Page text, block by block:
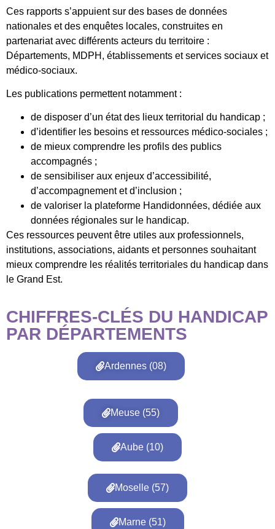
Ces rapports s’appuient sur des bases de données
nationales et des enquêtes locales, construites en
partenariat avec différents acteurs du territoire :
Départements, MDPH, établissements et services sociaux et
médico-sociaux.
Les publications permettent notamment :
de disposer d’un état des lieux territorial du handicap ;
d’identifier les besoins et ressources médico-sociales ;
de mieux comprendre les profils des publics
accompagnés ;
de sensibiliser aux enjeux d’accessibilité,
d’accompagnement et d’inclusion ;
de valoriser la plateforme Handidonnées, dédiée aux
données régionales sur le handicap.
Ces ressources peuvent être utiles aux professionnels,
institutions, associations, aidants et personnes souhaitant
mieux comprendre les réalités territoriales du handicap dans
le Grand Est.
CHIFFRES-CLÉS DU HANDICAP
PAR DÉPARTEMENTS
Ardennes (08)
Meuse (55)
Aube (10)
Moselle (57)
Marne (51)